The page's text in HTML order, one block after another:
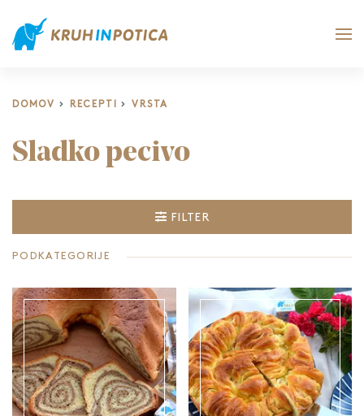
DOMOV RECEPTI VRSTA
Sladko pecivo
FILTER
PODKATEGORIJE